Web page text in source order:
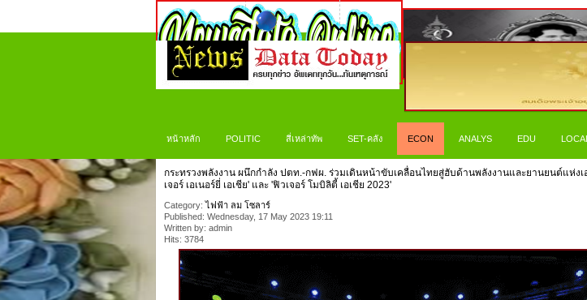
หน้าหลัก POLITIC สี่เหล่าทัพ SET-คลัง ECON ANALYS EDU LOCAL
กระทรวงพลังงาน ผนึกกำลัง ปตท.-กฟผ. ร่วมเดินหน้าขับเคลื่อนไทยสู่ฮับด้านพลังงานและยานยนต์แห่งเ
เจอร์ เอเนอร์ยี่ เอเชีย' และ 'ฟิวเจอร์ โมบิลิตี้ เอเชีย 2023'
Category:ไฟฟ้า ลม โซลาร์
Published: Wednesday, 17 May 2023 19:11
Written by: admin
Hits: 3784